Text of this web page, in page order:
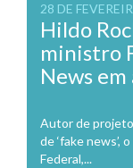
28 DE
Hildo
ministro
News
Autor de
de ‘fake news’,
Federal,...